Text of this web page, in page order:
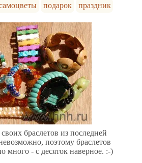
подарок праздник
браслетов из последней
поэтому браслетов
много - с десяток наверное. :-)